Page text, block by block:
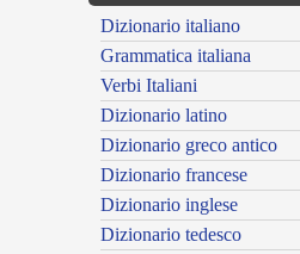
Dizionario italiano
Grammatica italiana
Verbi Italiani
Dizionario latino
Dizionario greco antico
Dizionario francese
Dizionario inglese
Dizionario tedesco